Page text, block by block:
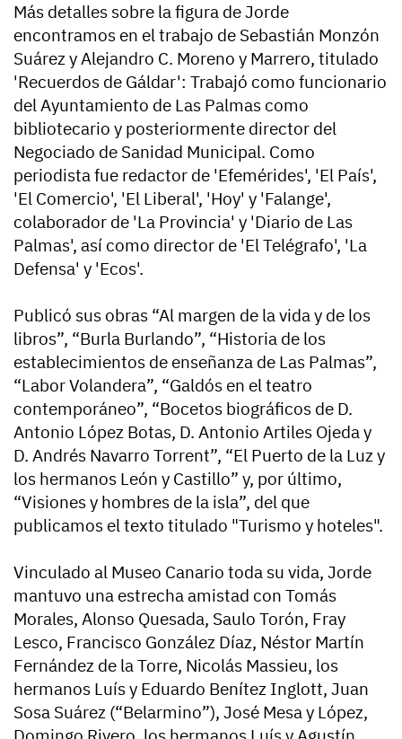
Más detalles sobre la figura de Jorde
encontramos en el trabajo de Sebastián Monzón
Suárez y Alejandro C. Moreno y Marrero, titulado
'Recuerdos de Gáldar': Trabajó como funcionario
del Ayuntamiento de Las Palmas como
bibliotecario y posteriormente director del
Negociado de Sanidad Municipal. Como
periodista fue redactor de 'Efemérides', 'El País',
'El Comercio', 'El Liberal', 'Hoy' y 'Falange',
colaborador de 'La Provincia' y 'Diario de Las
Palmas', así como director de 'El Telégrafo', 'La
Defensa' y 'Ecos'.
Publicó sus obras “Al margen de la vida y de los
libros”, “Burla Burlando”, “Historia de los
establecimientos de enseñanza de Las Palmas”,
“Labor Volandera”, “Galdós en el teatro
contemporáneo”, “Bocetos biográficos de D.
Antonio López Botas, D. Antonio Artiles Ojeda y
D. Andrés Navarro Torrent”, “El Puerto de la Luz y
los hermanos León y Castillo” y, por último,
“Visiones y hombres de la isla”, del que
publicamos el texto titulado "Turismo y hoteles".
Vinculado al Museo Canario toda su vida, Jorde
mantuvo una estrecha amistad con Tomás
Morales, Alonso Quesada, Saulo Torón, Fray
Lesco, Francisco González Díaz, Néstor Martín
Fernández de la Torre, Nicolás Massieu, los
hermanos Luís y Eduardo Benítez Inglott, Juan
Sosa Suárez (“Belarmino”), José Mesa y López,